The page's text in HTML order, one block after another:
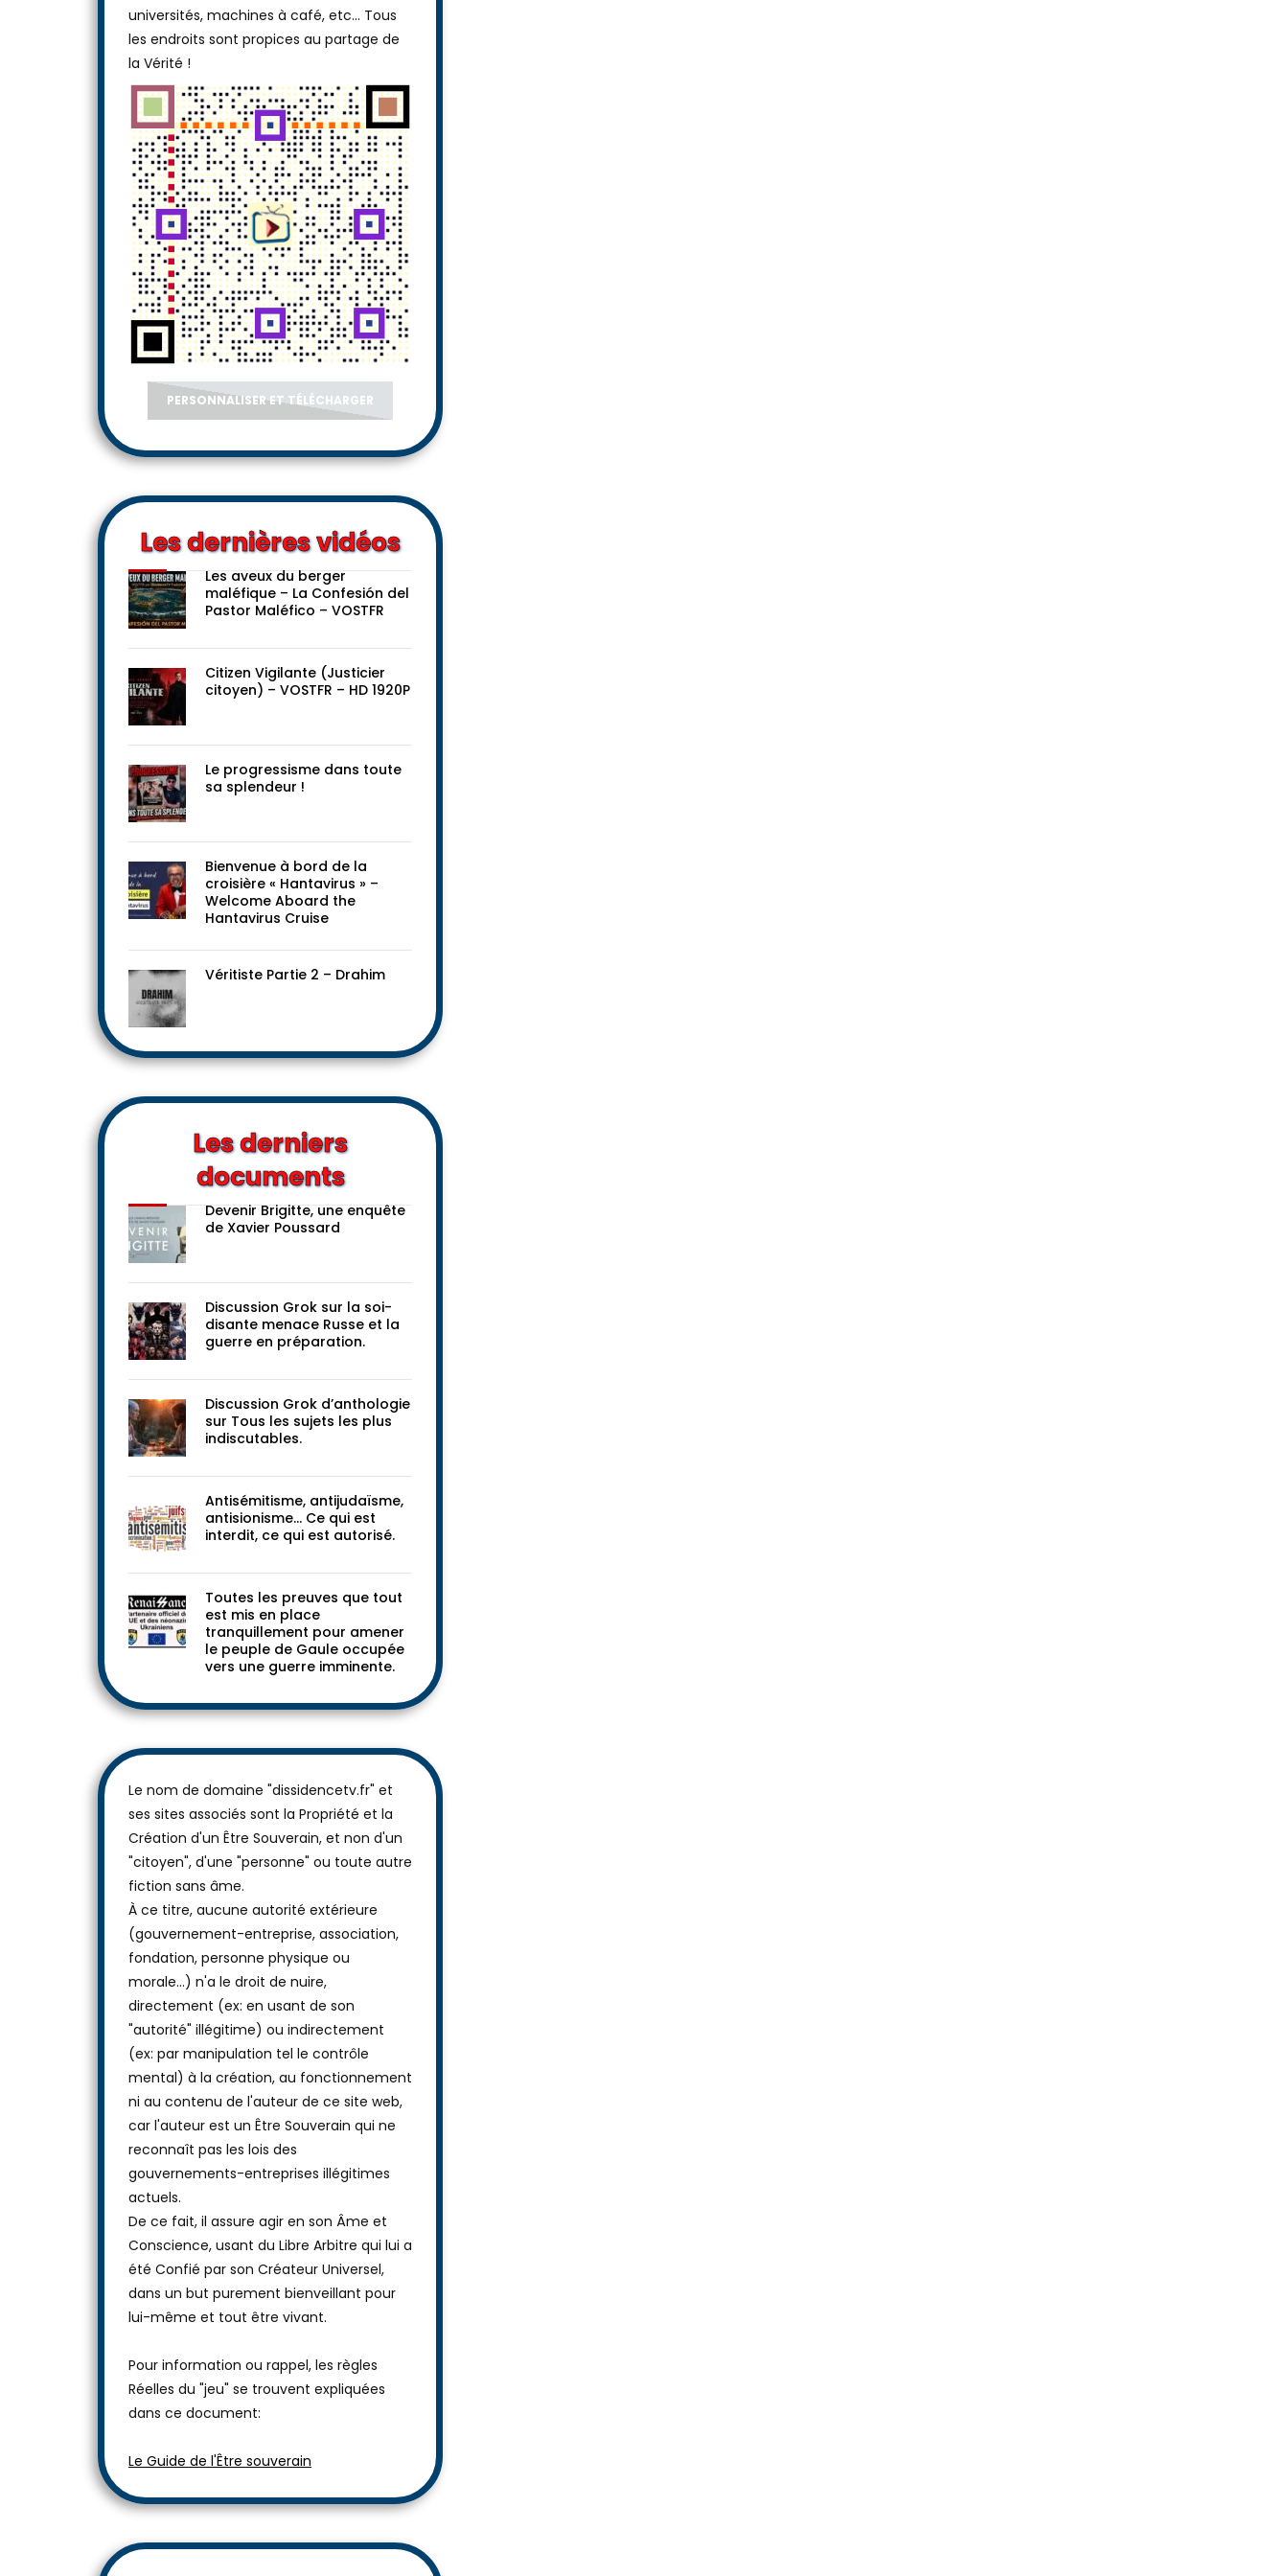
universités, machines à café, etc... Tous
les endroits sont propices au partage de
la Vérité !
PERSONNALISER ET TÉLÉCHARGER
Les dernières vidéos
Les aveux du berger
maléfique – La Confesión del
Pastor Maléfico – VOSTFR
Citizen Vigilante (Justicier
citoyen) – VOSTFR – HD 1920P
Le progressisme dans toute
sa splendeur !
Bienvenue à bord de la
croisière « Hantavirus » –
Welcome Aboard the
Hantavirus Cruise
Véritiste Partie 2 – Drahim
Les derniers
documents
Devenir Brigitte, une enquête
de Xavier Poussard
Discussion Grok sur la soi-
disante menace Russe et la
guerre en préparation.
Discussion Grok d’anthologie
sur Tous les sujets les plus
indiscutables.
Antisémitisme, antijudaïsme,
antisionisme… Ce qui est
interdit, ce qui est autorisé.
Toutes les preuves que tout
est mis en place
tranquillement pour amener
le peuple de Gaule occupée
vers une guerre imminente.
Le nom de domaine "dissidencetv.fr" et
ses sites associés sont la Propriété et la
Création d'un Être Souverain, et non d'un
"citoyen", d'une "personne" ou toute autre
fiction sans âme.
À ce titre, aucune autorité extérieure
(gouvernement-entreprise, association,
fondation, personne physique ou
morale...) n'a le droit de nuire,
directement (ex: en usant de son
"autorité" illégitime) ou indirectement
(ex: par manipulation tel le contrôle
mental) à la création, au fonctionnement
ni au contenu de l'auteur de ce site web,
car l'auteur est un Être Souverain qui ne
reconnaît pas les lois des
gouvernements-entreprises illégitimes
actuels.
De ce fait, il assure agir en son Âme et
Conscience, usant du Libre Arbitre qui lui a
été Confié par son Créateur Universel,
dans un but purement bienveillant pour
lui-même et tout être vivant.
Pour information ou rappel, les règles
Réelles du "jeu" se trouvent expliquées
dans ce document:
Le Guide de l'Être souverain